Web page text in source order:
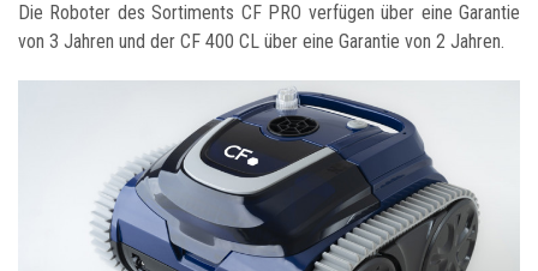
Die Roboter des Sortiments CF PRO verfügen über eine Garantie
von 3 Jahren und der CF 400 CL über eine Garantie von 2 Jahren.